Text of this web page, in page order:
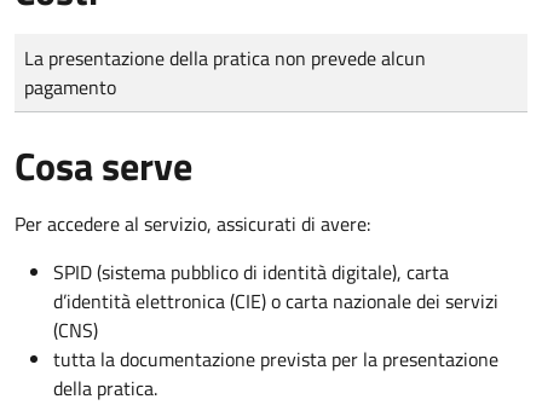
Tipo di pagamento
Importo
La presentazione della pratica non prevede alcun
pagamento
Cosa serve
Per accedere al servizio, assicurati di avere:
SPID (sistema pubblico di identità digitale), carta
d’identità elettronica (CIE) o carta nazionale dei servizi
(CNS)
tutta la documentazione prevista per la presentazione
della pratica.